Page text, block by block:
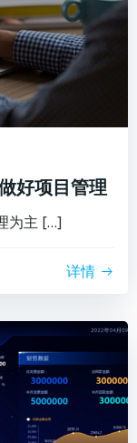
好项目管理
为主 […]
详情